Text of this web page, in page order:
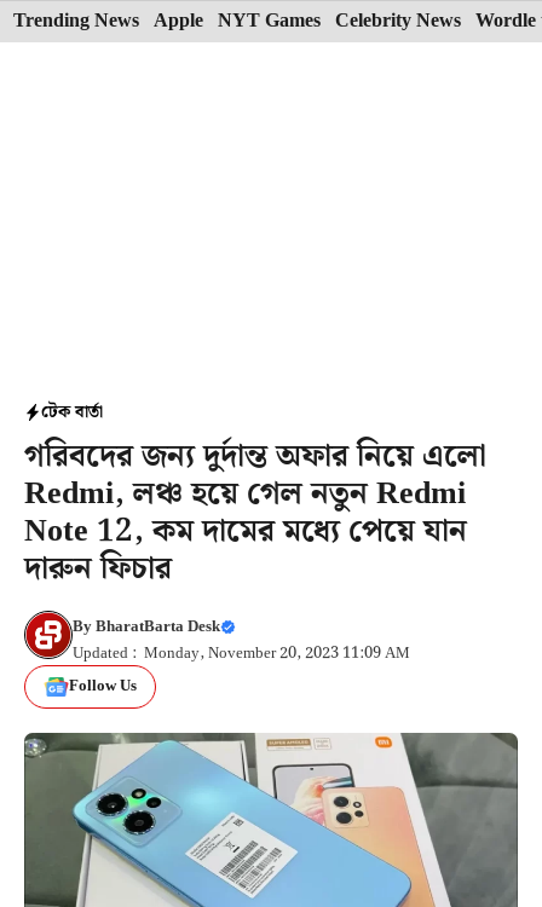
Skip
to
Trending News Apple NYT Games Celebrity News Wordle
টেক বার্তা
গরিবদের জন্য দুর্দান্ত অফার নিয়ে এলো
Redmi, লঞ্চ হয়ে গেল নতুন Redmi
Note 12, কম দামের মধ্যে পেয়ে যান
দারুন ফিচার
ByBharatBarta Desk
Updated : Monday, November 20, 2023 11:09 AM
Follow Us